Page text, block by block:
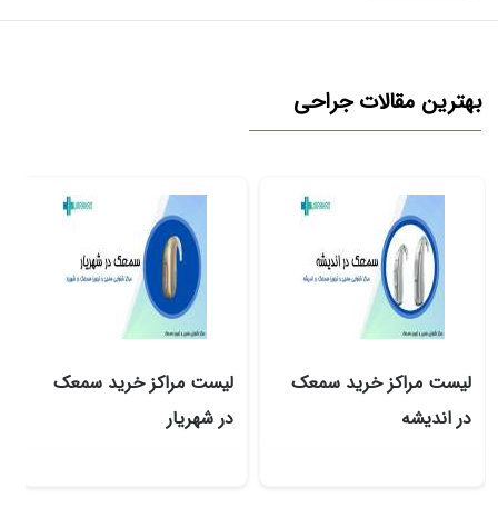
بهترین مقالات جراحی
لیست مراکز خرید سمعک
در اندیشه
لیست مراکز خرید سمعک
در شهریار